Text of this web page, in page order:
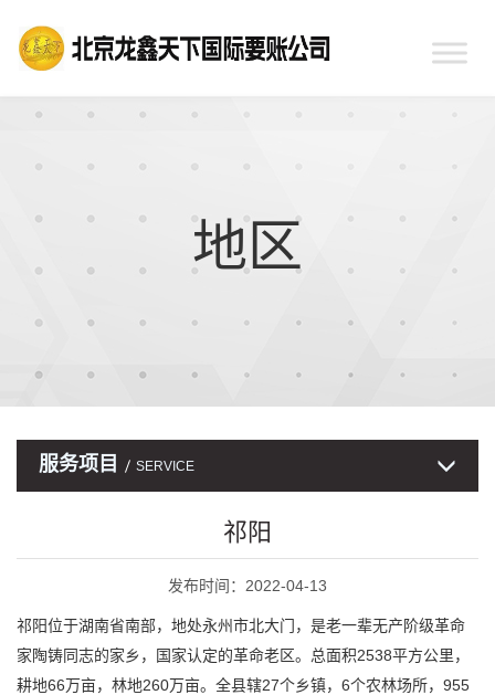
地区
服务项目 SERVICE
祁阳
发布时间：2022-04-13
祁阳位于湖南省南部，地处永州市北大门，是老一辈无产阶级革命
家陶铸同志的家乡，国家认定的革命老区。总面积2538平方公里，
耕地66万亩，林地260万亩。全县辖27个乡镇，6个农林场所，955